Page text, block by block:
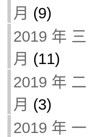
月 (9)
2019 年 三
月 (11)
2019 年 二
月 (3)
2019 年 一